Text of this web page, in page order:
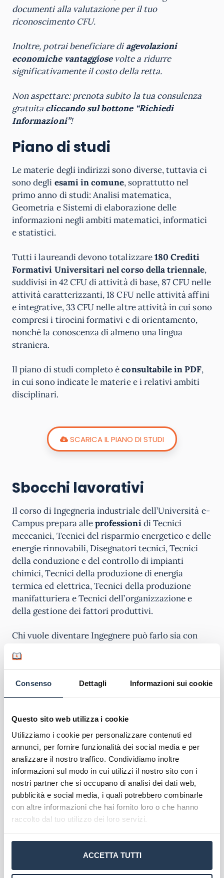
Consenso Dettagli Informazioni sui cookie
Questo sito web utilizza i cookie
Utilizziamo i cookie per personalizzare contenuti ed
annunci, per fornire funzionalità dei social media e per
analizzare il nostro traffico. Condividiamo inoltre
informazioni sul modo in cui utilizzi il nostro sito con i
nostri partner che si occupano di analisi dei dati web,
pubblicità e social media, i quali potrebbero combinarle
con altre informazioni che hai fornito loro o che hanno
raccolto dal tuo utilizzo dei loro servizi.
ACCETTA TUTTI
documenti alla valutazione per il tuo
riconoscimento CFU.
Inoltre, potrai beneficiare diagevolazioni
economiche vantaggiosevolte a ridurre
significativamente il costo della retta.
Non aspettare: prenota subito la tua consulenza
gratuita cliccando sul bottone “Richiedi
Informazioni”!
Piano di studi
Le materie degli indirizzi sono diverse, tuttavia ci
sono degli esami in comune, soprattutto nel
primo anno di studi: Analisi matematica,
Geometria e Sistemi di elaborazione delle
informazioni negli ambiti matematici, informatici
e statistici.
Tutti i laureandi devono totalizzare180 Crediti
Formativi Universitari nel corso della triennale,
suddivisi in 42 CFU di attività di base, 87 CFU nelle
attività caratterizzanti, 18 CFU nelle attività affini
e integrative, 33 CFU nelle altre attività in cui sono
compresi i tirocini formativi e di orientamento,
nonché la conoscenza di almeno una lingua
straniera.
Il piano di studi completo èconsultabile in PDF,
in cui sono indicate le materie e i relativi ambiti
disciplinari.
SCARICA IL PIANO DI STUDI
Sbocchi lavorativi
Il corso di Ingegneria industriale dell’Università e-
Campus prepara alleprofessionidi Tecnici
meccanici, Tecnici del risparmio energetico e delle
energie rinnovabili, Disegnatori tecnici, Tecnici
della conduzione e del controllo di impianti
chimici, Tecnici della produzione di energia
termica ed elettrica, Tecnici della produzione
manifatturiera e Tecnici dell’organizzazione e
della gestione dei fattori produttivi.
Chi vuole diventare Ingegnere può farlo sia con
sia con una laurea triennale, come in questo caso.
Con il titolo di laurea breve gli studenti possono
avere l’abilitazione professionale come Ingegneri
Junior: per questo motivo è necessariosuperare
scritta, una prova orale ed una prova pratica.
Requisiti di ammissione
L’iscrizione all’Università e-Campus è possibile in
qualsiasi periodo dell’annoe non ci sono percorsi
a numero chiuso, ma solamente dei test per
valutare il grado di preparazione di tutti i neo-
immatricolati. Chi riceve un esito negativo deve
superare alcuni debiti formativi entro il primo
Tra i requisiti di ammissione al corso invece